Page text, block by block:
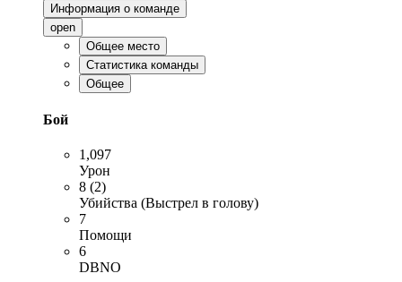
Информация о команде
open
Общее место
Статистика команды
Общее
Бой
1,097
Урон
8 (2)
Убийства (Выстрел в голову)
7
Помощи
6
DBNO